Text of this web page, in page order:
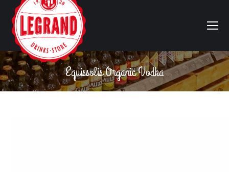
Equissolis Organic Vodka
Vous êtes ici :